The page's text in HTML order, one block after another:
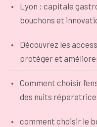
Lyon : capitale
bouchons et
Découvrez les
protéger et
Comment choisir
des nuits
comment choisir le